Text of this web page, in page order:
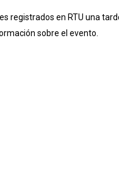
registrados en RTU una
sobre el evento.